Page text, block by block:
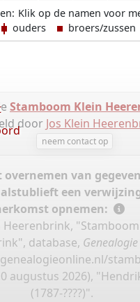
Klik op de namen voor
ouders broers/zussen
Stamboom Klein
door Jos Klein
neem contact op
van
een
opnemen:
Heerenbrink,
database,
augustus 2026),
(1787-????)".